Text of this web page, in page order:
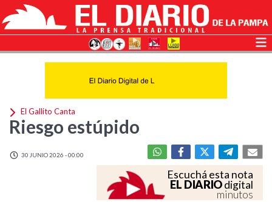
El Gallito Canta
Riesgo estúpido
30 JUNIO 2026 - 00:00
Escuchá esta nota
EL DIARIOdigital
minutos